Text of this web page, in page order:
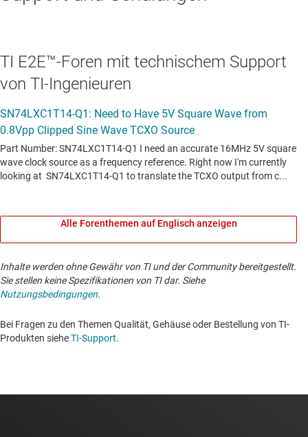
TI E2E™-Foren mit technischem Support
von TI-Ingenieuren
Alle Forenthemen auf Englisch anzeigen
Inhalte werden ohne Gewähr von TI und der Community bereitgestellt.
Sie stellen keine Spezifikationen von TI dar. Siehe
Nutzungsbedingungen.
Bei Fragen zu den Themen Qualität, Gehäuse oder Bestellung von TI-
Produkten sieheTI-Support. ​​​​​​​​​​​​​​